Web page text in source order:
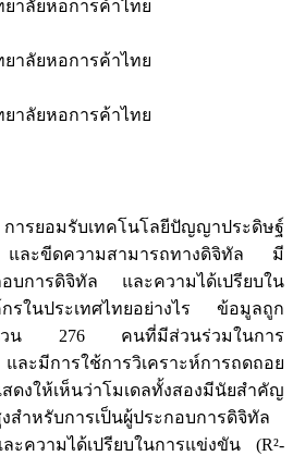
าลัยหอการค้าไทย
าลัยหอการค้าไทย
าลัยหอการค้าไทย
ารยอมรับเทคโนโลยีปัญญาประดิษฐ์
และขีดความสามารถทางดิจิทัล มี
อบการดิจิทัล และความได้เปรียบใน
ในประเทศไทยอย่างไร ข้อมูลถูก
นวน 276 คนที่มีส่วนร่วมในการ
ะมีการใช้การวิเคราะห์การถดถอย
งให้เห็นว่าโมเดลทั้งสองมีนัยสำคัญ
สำหรับการเป็นผู้ประกอบการดิจิทัล
ะความได้เปรียบในการแข่งขัน (R²-